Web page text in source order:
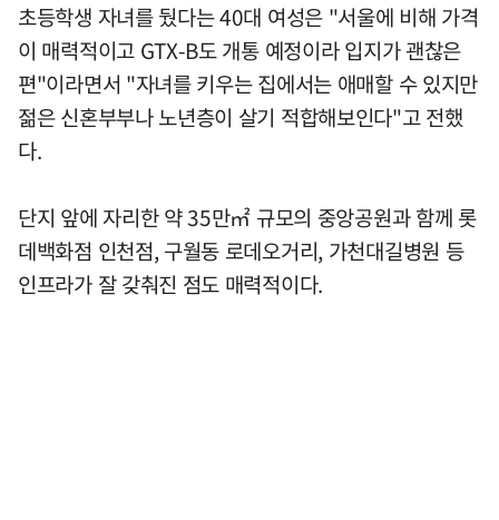
초등학생 자녀를 뒀다는 40대 여성은 "서울에 비해 가격
이 매력적이고 GTX-B도 개통 예정이라 입지가 괜찮은
편"이라면서 "자녀를 키우는 집에서는 애매할 수 있지만
젊은 신혼부부나 노년층이 살기 적합해보인다"고 전했
다.
단지 앞에 자리한 약 35만㎡ 규모의 중앙공원과 함께 롯
데백화점 인천점, 구월동 로데오거리, 가천대길병원 등
인프라가 잘 갖춰진 점도 매력적이다.